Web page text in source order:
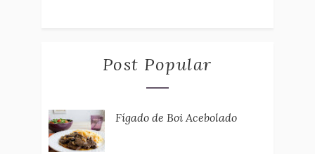
Post Popular
Fígado de Boi Acebolado